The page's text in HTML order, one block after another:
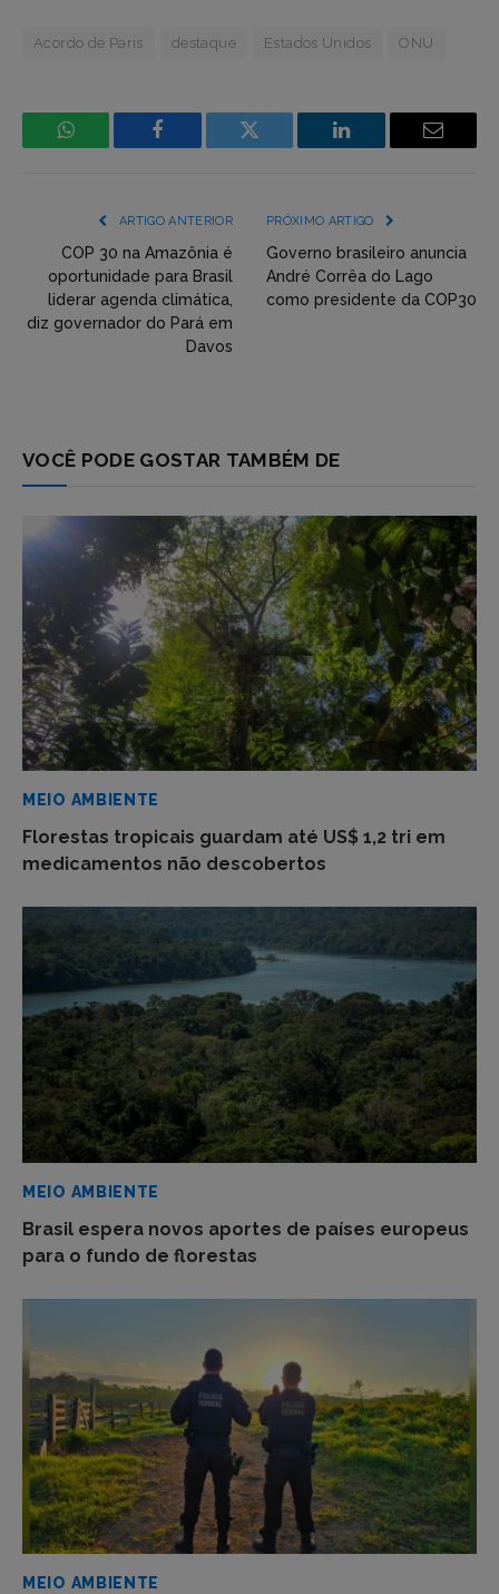
Acordo de Paris destaque Estados Unidos ONU
WhatsApp Facebook
Incorpore
(YouTube,
Twitter,
Flickr
e
LinkedIn Email
ARTIGO ANTERIOR
COP 30 na Amazônia é
oportunidade para Brasil
liderar agenda climática,
diz governador do Pará em
Davos
PRÓXIMO ARTIGO
Governo brasileiro anuncia
André Corrêa do Lago
como presidente da COP30
VOCÊ PODE GOSTAR TAMBÉM DE
MEIO AMBIENTE
Florestas tropicais guardam até US$ 1,2 tri em
medicamentos não descobertos
MEIO AMBIENTE
Brasil espera novos aportes de países europeus
para o fundo de florestas
MEIO AMBIENTE